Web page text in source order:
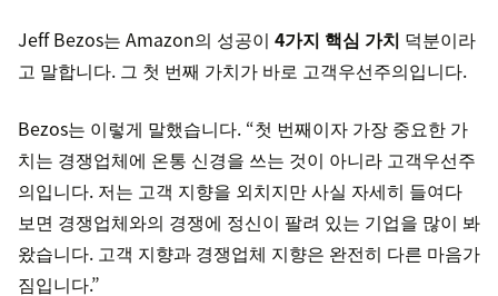
Jeff Bezos는 Amazon의 성공이 4가지 핵심 가치 덕분이라
고 말합니다. 그 첫 번째 가치가 바로 고객우선주의입니다.
Bezos는 이렇게 말했습니다. “첫 번째이자 가장 중요한 가
치는 경쟁업체에 온통 신경을 쓰는 것이 아니라 고객우선주
의입니다. 저는 고객 지향을 외치지만 사실 자세히 들여다
보면 경쟁업체와의 경쟁에 정신이 팔려 있는 기업을 많이 봐
왔습니다. 고객 지향과 경쟁업체 지향은 완전히 다른 마음가
짐입니다.”